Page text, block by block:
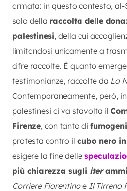
armata: in questo contesto,
solo della raccolta delle
palestinesi, della cui
limitandosi unicamente a
cifre raccolte. È quanto
testimonianze, raccolte da La
Contemporaneamente, però,
palestinesi ci va stavolta il
Firenze, con tanto di
protesta contro il cubo nero
esigere la fine delle
più chiarezza sugli iter
Corriere Fiorentinoe Il Tirreno